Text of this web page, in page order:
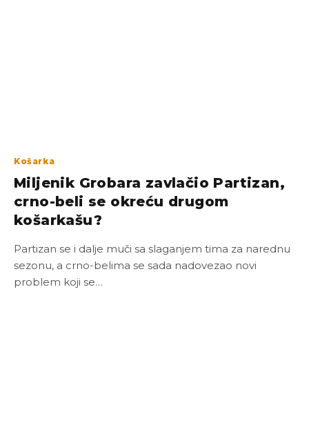
Košarka
Miljenik Grobara zavlačio Partizan,
crno-beli se okreću drugom
košarkašu?
Partizan se i dalje muči sa slaganjem tima za narednu
sezonu, a crno-belima se sada nadovezao novi
problem koji se…